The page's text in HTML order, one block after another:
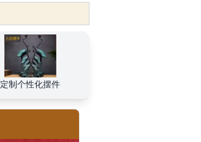
定制个性化摆件